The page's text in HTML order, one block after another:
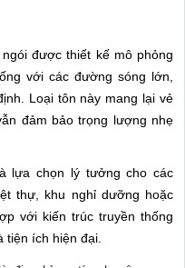
được thiết kế mô phỏng
với các đường sóng lớn,
Loại tôn này mang lại vẻ
đảm bảo trọng lượng nhẹ
lựa chọn lý tưởng cho các
thự, khu nghỉ dưỡng hoặc
với kiến trúc truyền thống
tiện ích hiện đại.